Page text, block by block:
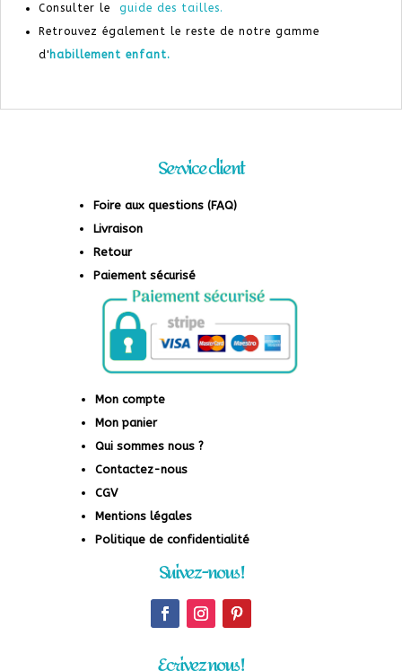
Consulter le
guide des tailles.
Retrouvez également le reste de notre gamme
d' habillement enfant.
Service client
Foire aux questions (FAQ)
Livraison
Retour
Paiement sécurisé
Mon compte
Mon panier
Qui sommes nous ?
Contactez-nous
CGV
Mentions légales
Politique de confidentialité
Suivez-nous !